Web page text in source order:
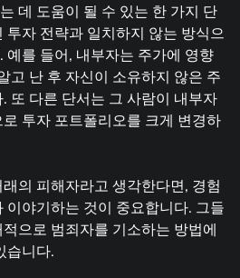
데 도움이 될 수 있는 한 가지 단
투자 전략과 일치하지 않는 방식으
예를 들어, 내부자는 주가에 영향
고 난 후 자신이 소유하지 않은 주
또 다른 단서는 그 사람이 내부자
투자 포트폴리오를 크게 변경하
의 피해자라고 생각한다면, 경험
이야기하는 것이 중요합니다. 그들
으로 범죄자를 기소하는 방법에
습니다.